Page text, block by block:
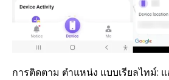
การติดตาม ตำแหน่ง แบบเรียลไทม์: